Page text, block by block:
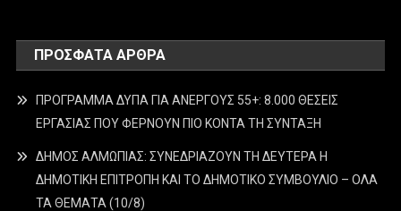
ΠΡΌΣΦΑΤΑ ΆΡΘΡΑ
ΠΡΟΓΡΑΜΜΑ ΔΥΠΑ ΓΙΑ ΑΝΕΡΓΟΥΣ 55+: 8.000 ΘΕΣΕΙΣ
ΕΡΓΑΣΙΑΣ ΠΟΥ ΦΕΡΝΟΥΝ ΠΙΟ ΚΟΝΤΑ ΤΗ ΣΥΝΤΑΞΗ
ΔΗΜΟΣ ΑΛΜΩΠΙΑΣ: ΣΥΝΕΔΡΙΑΖΟΥΝ ΤΗ ΔΕΥΤΕΡΑ H
ΔΗΜΟΤΙΚΗ ΕΠΙΤΡΟΠΗ ΚΑΙ ΤΟ ΔΗΜΟΤΙΚΟ ΣΥΜΒΟΥΛΙΟ – ΟΛΑ
ΤΑ ΘΕΜΑΤΑ (10/8)